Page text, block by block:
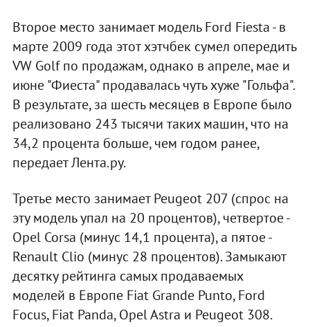
Второе место занимает модель Ford Fiesta - в
марте 2009 года этот хэтчбек сумел опередить
VW Golf по продажам, однако в апреле, мае и
июне "Фиеста" продавалась чуть хуже "Гольфа".
В результате, за шесть месяцев в Европе было
реализовано 243 тысячи таких машин, что на
34,2 процента больше, чем годом ранее,
передает Лента.ру.
Третье место занимает Peugeot 207 (спрос на
эту модель упал на 20 процентов), четвертое -
Opel Corsa (минус 14,1 процента), а пятое -
Renault Clio (минус 28 процентов). Замыкают
десятку рейтинга самых продаваемых
моделей в Европе Fiat Grande Punto, Ford
Focus, Fiat Panda, Opel Astra и Peugeot 308.